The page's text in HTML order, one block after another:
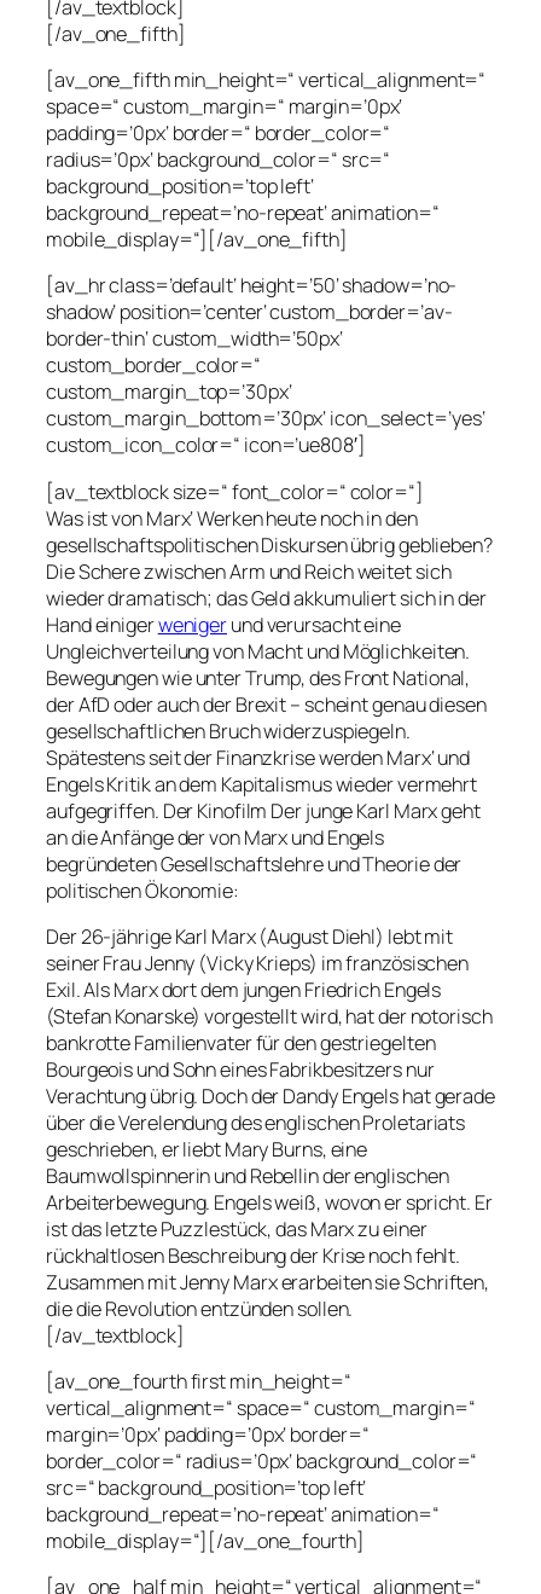
[/av_textblock]
[/av_one_fifth]
[av_one_fifth min_height=“ vertical_alignment=“
space=“ custom_margin=“ margin=’0px‘
padding=’0px‘ border=“ border_color=“
radius=’0px‘ background_color=“ src=“
background_position=’top left‘
background_repeat=’no-repeat‘ animation=“
mobile_display=“][/av_one_fifth]
[av_hr class=’default‘ height=’50‘ shadow=’no-
shadow‘ position=’center‘ custom_border=’av-
border-thin‘ custom_width=’50px‘
custom_border_color=“
custom_margin_top=’30px‘
custom_margin_bottom=’30px‘ icon_select=’yes‘
custom_icon_color=“ icon=’ue808′]
[av_textblock size=“ font_color=“ color=“]
Was ist von Marx‘ Werken heute noch in den
gesellschaftspolitischen Diskursen übrig geblieben?
Die Schere zwischen Arm und Reich weitet sich
wieder dramatisch; das Geld akkumuliert sich in der
Hand einigerwenigerund verursacht eine
Ungleichverteilung von Macht und Möglichkeiten.
Bewegungen wie unter Trump, des Front National,
der AfD oder auch der Brexit – scheint genau diesen
gesellschaftlichen Bruch widerzuspiegeln.
Spätestens seit der Finanzkrise werden Marx‘ und
Engels Kritik an dem Kapitalismus wieder vermehrt
aufgegriffen. Der Kinofilm Der junge Karl Marx geht
an die Anfänge der von Marx und Engels
begründeten Gesellschaftslehre und Theorie der
politischen Ökonomie:
Der 26-jährige Karl Marx (August Diehl) lebt mit
seiner Frau Jenny (Vicky Krieps) im französischen
Exil. Als Marx dort dem jungen Friedrich Engels
(Stefan Konarske) vorgestellt wird, hat der notorisch
bankrotte Familienvater für den gestriegelten
Bourgeois und Sohn eines Fabrikbesitzers nur
Verachtung übrig. Doch der Dandy Engels hat gerade
über die Verelendung des englischen Proletariats
geschrieben, er liebt Mary Burns, eine
Baumwollspinnerin und Rebellin der englischen
Arbeiterbewegung. Engels weiß, wovon er spricht. Er
ist das letzte Puzzlestück, das Marx zu einer
rückhaltlosen Beschreibung der Krise noch fehlt.
Zusammen mit Jenny Marx erarbeiten sie Schriften,
die die Revolution entzünden sollen.
[/av_textblock]
[av_one_fourth first min_height=“
vertical_alignment=“ space=“ custom_margin=“
margin=’0px‘ padding=’0px‘ border=“
border_color=“ radius=’0px‘ background_color=“
src=“ background_position=’top left‘
background_repeat=’no-repeat‘ animation=“
mobile_display=“][/av_one_fourth]
[av_one_half min_height=“ vertical_alignment=“